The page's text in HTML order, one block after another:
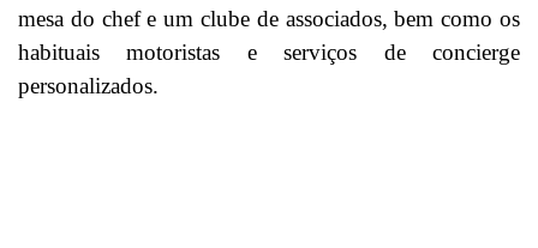
mesa do chef e um clube de associados, bem como os
habituais motoristas e serviços de concierge
personalizados.